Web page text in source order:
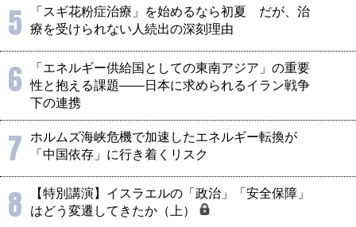
5
「スギ花粉症治療」を始めるなら初夏 だが、治
療を受けられない人続出の深刻理由
6
「エネルギー供給国としての東南アジア」の重要
性と抱える課題――日本に求められるイラン戦争
下の連携
7
ホルムズ海峡危機で加速したエネルギー転換が
「中国依存」に行き着くリスク
8
【特別講演】イスラエルの「政治」「安全保障」
はどう変遷してきたか（上）